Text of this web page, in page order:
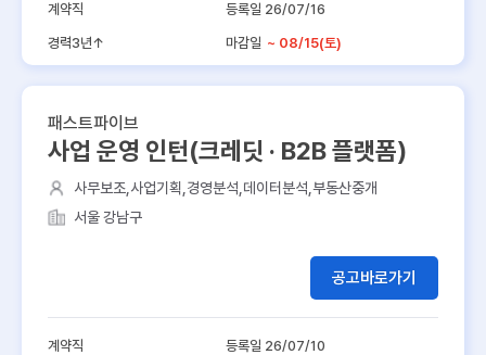
계약직 등록일 26/07/16
경력3년↑ 마감일 ~ 08/15(토)
패스트파이브
사업 운영 인턴(크레딧 · B2B 플랫폼)
사무보조,사업기획,경영분석,데이터분석,부동산중개
서울 강남구
공고바로가기
계약직 등록일 26/07/10